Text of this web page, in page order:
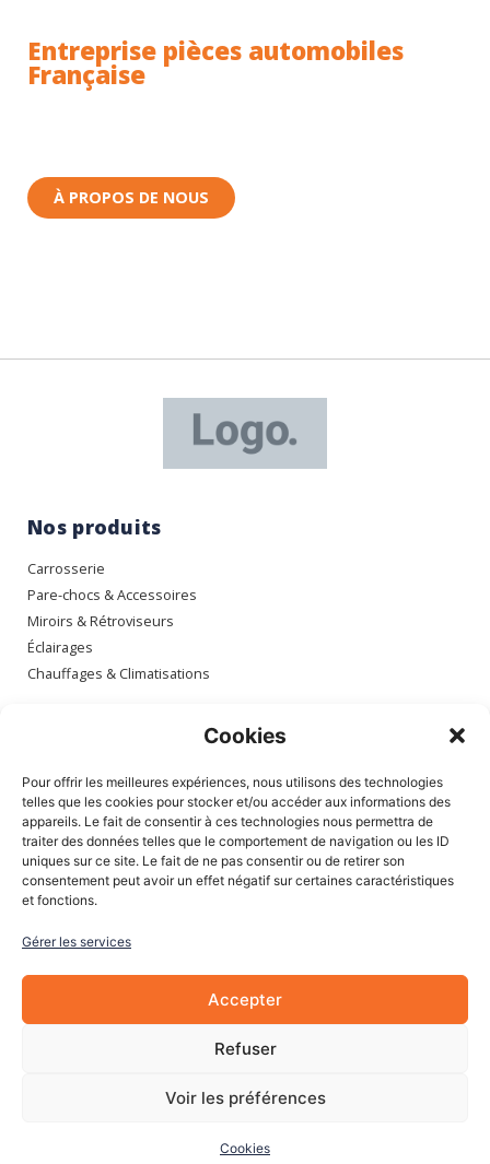
Cookies
Pour offrir les meilleures expériences, nous utilisons des technologies
telles que les cookies pour stocker et/ou accéder aux informations des
appareils. Le fait de consentir à ces technologies nous permettra de
traiter des données telles que le comportement de navigation ou les ID
uniques sur ce site. Le fait de ne pas consentir ou de retirer son
consentement peut avoir un effet négatif sur certaines caractéristiques
et fonctions.
Gérer les services
Accepter
Refuser
Voir les préférences
Cookies
Entreprise pièces automobiles
Française
À PROPOS DE NOUS
Nos produits
Carrosserie
Pare-chocs & Accessoires
Miroirs & Rétroviseurs
Éclairages
Chauffages & Climatisations
Mon compte
Mes commandes
Mes adresses
Mon panier
Informations
À Propos de nous
Blog
Mentions légales
© 2022 Les Pièces Auto Pro. Tous droits réservés